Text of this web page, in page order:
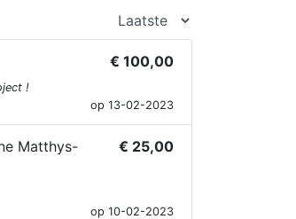
€ 100,00
!
op 13-02-2023
Matthys-
€ 25,00
op 10-02-2023